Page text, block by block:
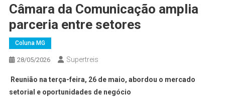
Câmara da Comunicação amplia
parceria entre setores
Coluna MG
28/05/2026 Supertreis
Reunião na terça-feira, 26 de maio, abordou o mercado
setorial e oportunidades de negócio